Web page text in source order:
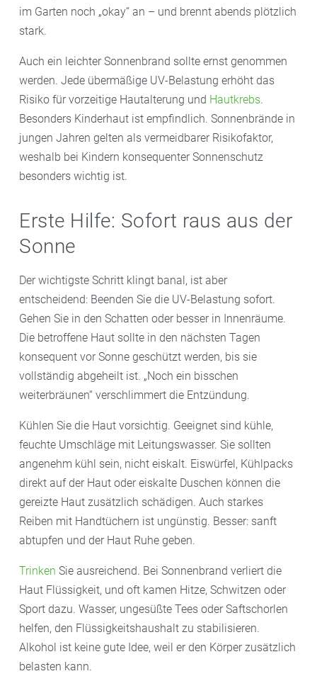
im Garten noch „okay“ an – und brennt abends plötzlich
stark.
Auch ein leichter Sonnenbrand sollte ernst genommen
werden. Jede übermäßige UV-Belastung erhöht das
Risiko für vorzeitige Hautalterung und Hautkrebs.
Besonders Kinderhaut ist empfindlich. Sonnenbrände in
jungen Jahren gelten als vermeidbarer Risikofaktor,
weshalb bei Kindern konsequenter Sonnenschutz
besonders wichtig ist.
Erste Hilfe: Sofort raus aus der
Sonne
Der wichtigste Schritt klingt banal, ist aber
entscheidend: Beenden Sie die UV-Belastung sofort.
Gehen Sie in den Schatten oder besser in Innenräume.
Die betroffene Haut sollte in den nächsten Tagen
konsequent vor Sonne geschützt werden, bis sie
vollständig abgeheilt ist. „Noch ein bisschen
weiterbräunen“ verschlimmert die Entzündung.
Kühlen Sie die Haut vorsichtig. Geeignet sind kühle,
feuchte Umschläge mit Leitungswasser. Sie sollten
angenehm kühl sein, nicht eiskalt. Eiswürfel, Kühlpacks
direkt auf der Haut oder eiskalte Duschen können die
gereizte Haut zusätzlich schädigen. Auch starkes
Reiben mit Handtüchern ist ungünstig. Besser: sanft
abtupfen und der Haut Ruhe geben.
Trinken Sie ausreichend. Bei Sonnenbrand verliert die
Haut Flüssigkeit, und oft kamen Hitze, Schwitzen oder
Sport dazu. Wasser, ungesüßte Tees oder Saftschorlen
helfen, den Flüssigkeitshaushalt zu stabilisieren.
Alkohol ist keine gute Idee, weil er den Körper zusätzlich
belasten kann.